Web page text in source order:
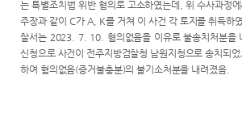
는 특별조치법 위반 혐의로 고소하였는데
,위 수사과정
주장과 같이 C가 A, K를 거쳐 이 사건 각 토지를 취득하
찰서는 2023. 7. 10. 혐의없음을 이유로 불송치처분을
신청으로 사건이 전주지방검찰청 남원지청으로 송치되
하여 혐의없음(증거불충분)의 불기소처분을 내려졌음.